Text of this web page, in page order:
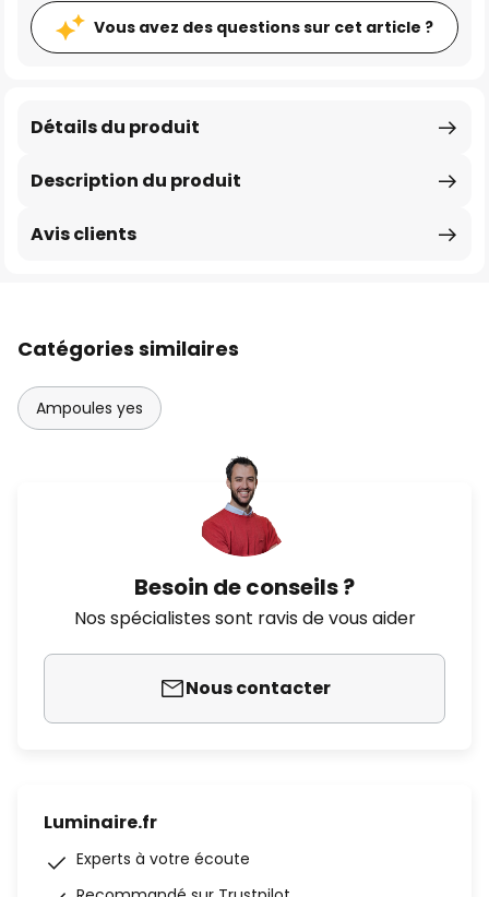
Vous avez des questions sur cet article ?
Description du produit
Détails du produit
Avis clients
Catégories similaires
Ampoules yes
Besoin de conseils ?
Nos spécialistes sont ravis de vous aider
Nous contacter
Luminaire.fr
Experts à votre écoute